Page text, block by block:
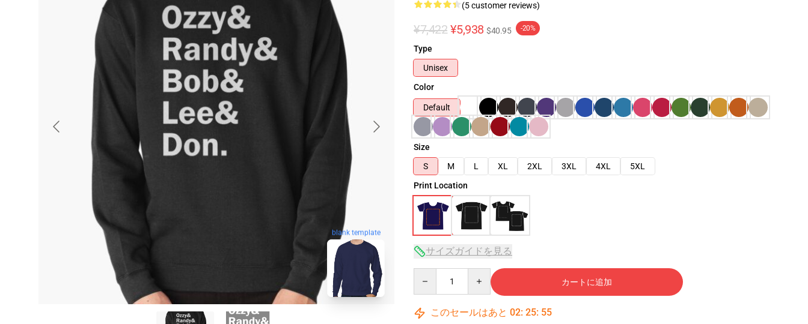
blank template
(5 customer reviews)
¥7,422 ¥5,938 $40.95 -20%
Type
Unisex
Color
Default
Size
S
M L XL 2XL 3XL 4XL
5XL
Print Location
サイズガイドを見る
カートに追加
このセールはあと 02: 25: 54